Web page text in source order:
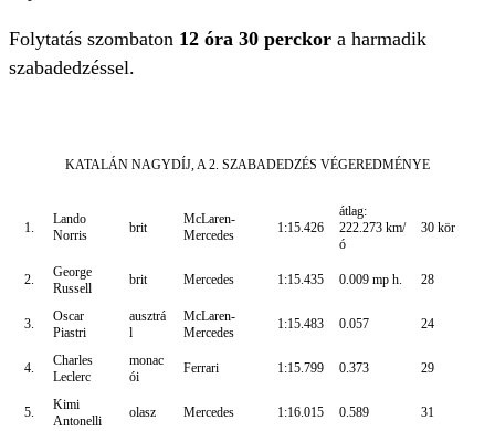
Folytatás szombaton 12 óra 30 perckor a harmadik
szabadedzéssel.
KATALÁN NAGYDÍJ, A 2. SZABADEDZÉS VÉGEREDMÉNYE
1.
Lando
Norris
brit
McLaren-
Mercedes
1:15.426
átlag:
222.273 km/
ó
30 kör
2.
George
Russell
brit Mercedes 1:15.435 0.009 mp h. 28
3.
Oscar
Piastri
ausztrá
l
McLaren-
Mercedes
1:15.483 0.057 24
4.
Charles
Leclerc
monac
ói
Ferrari 1:15.799 0.373 29
5.
Kimi
Antonelli
olasz Mercedes 1:16.015 0.589 31